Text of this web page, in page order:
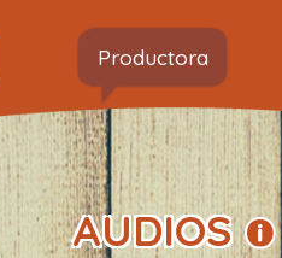
Productora
AUDIOS